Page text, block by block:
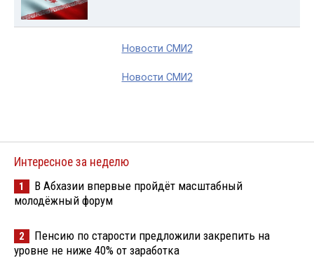
Новости СМИ2
Новости СМИ2
Интересное за неделю
1
В Абхазии впервые пройдёт масштабный
молодёжный форум
2
Пенсию по старости предложили закрепить на
уровне не ниже 40% от заработка